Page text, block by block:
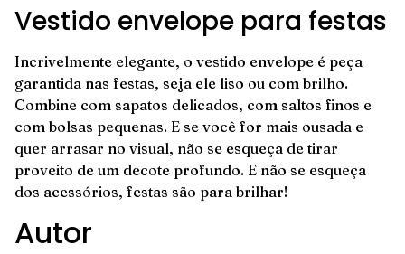
Vestido envelope para festas
Incrivelmente elegante, o vestido envelope é peça
garantida nas festas, seja ele liso ou com brilho.
Combine com sapatos delicados, com saltos finos e
com bolsas pequenas. E se você for mais ousada e
quer arrasar no visual, não se esqueça de tirar
proveito de um decote profundo. E não se esqueça
dos acessórios, festas são para brilhar!
Autor